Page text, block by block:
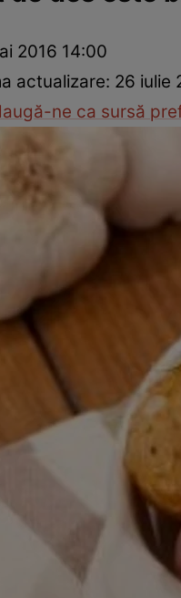
naturiste
2016 14:00
actualizare: 26 iulie
ne ca sursă